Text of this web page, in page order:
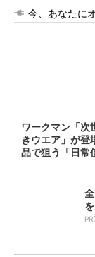
今、あなたに
ワークマン「次
きウエア」が
品で狙う「日常